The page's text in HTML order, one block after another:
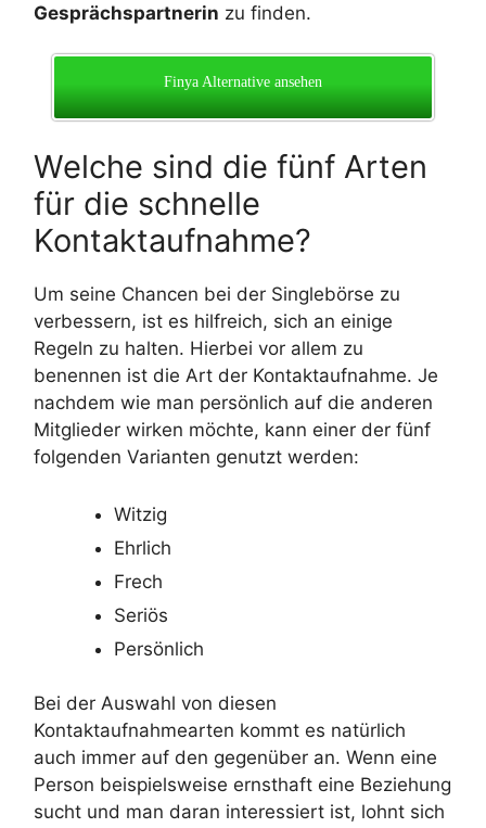
Gesprächspartnerin zu finden.
Finya Alternative ansehen
Welche sind die fünf Arten
für die schnelle
Kontaktaufnahme?
Um seine Chancen bei der Singlebörse zu
verbessern, ist es hilfreich, sich an einige
Regeln zu halten. Hierbei vor allem zu
benennen ist die Art der Kontaktaufnahme. Je
nachdem wie man persönlich auf die anderen
Mitglieder wirken möchte, kann einer der fünf
folgenden Varianten genutzt werden:
Witzig
Ehrlich
Frech
Seriös
Persönlich
Bei der Auswahl von diesen
Kontaktaufnahmearten kommt es natürlich
auch immer auf den gegenüber an. Wenn eine
Person beispielsweise ernsthaft eine Beziehung
sucht und man daran interessiert ist, lohnt sich